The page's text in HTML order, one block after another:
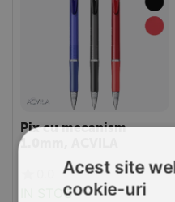
Pix cu mecanism
1.0mm, ACVILA
IN STOC
Acest site
cookie-uri